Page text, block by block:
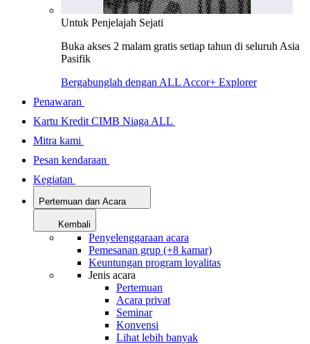
Untuk Penjelajah Sejati
Buka akses 2 malam gratis setiap tahun di seluruh Asia
Pasifik
Bergabunglah dengan ALL Accor+ Explorer
Penawaran
Kartu Kredit CIMB Niaga ALL
Mitra kami
Pesan kendaraan
Kegiatan
Pertemuan dan Acara
Kembali
Penyelenggaraan acara
Pemesanan grup (+8 kamar)
Keuntungan program loyalitas
Jenis acara
Pertemuan
Acara privat
Seminar
Konvensi
Lihat lebih banyak